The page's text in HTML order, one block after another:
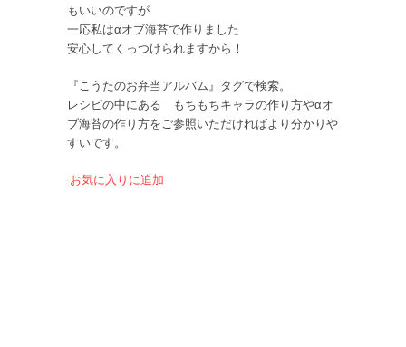
もいいのですが
一応私はαオブ海苔で作りました
安心してくっつけられますから！
『こうたのお弁当アルバム』タグで検索。
レシピの中にある もちもちキャラの作り方やαオ
ブ海苔の作り方をご参照いただければより分かりや
すいです。
お気に入りに追加